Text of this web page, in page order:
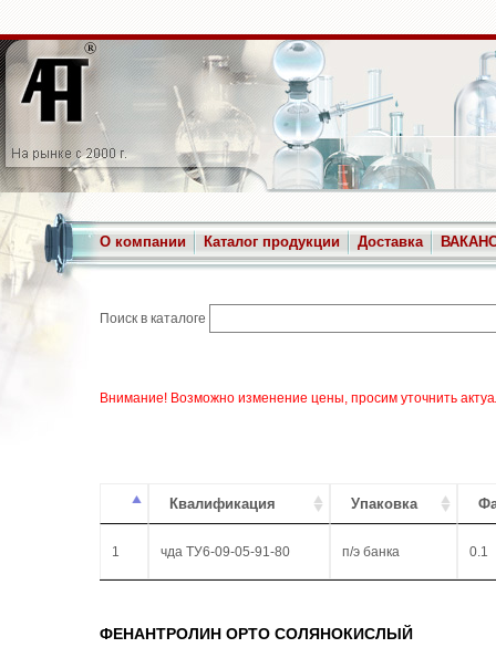
О компании Каталог продукции Доставка
Поиск в каталоге
Внимание! Возможно изменение цены, просим уточнить
Квалификация Упаковка
1 чда ТУ6-09-05-91-80 п/э банка 0.1
ФЕНАНТРОЛИН ОРТО СОЛЯНОКИСЛЫЙ